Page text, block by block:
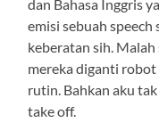
dan Bahasa Inggris
emisi sebuah speech
keberatan sih.
mereka diganti robot
rutin. Bahkan aku
take off.